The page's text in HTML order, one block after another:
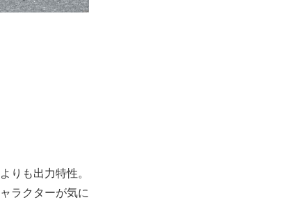
りも出力特性。
ラクターが気に